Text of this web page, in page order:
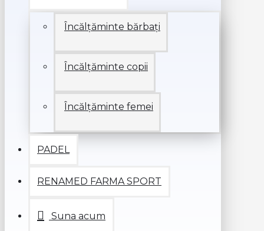
Încălțăminte bărbați
Încălțăminte copii
Încălțăminte femei
PADEL
RENAMED FARMA SPORT
Suna acum